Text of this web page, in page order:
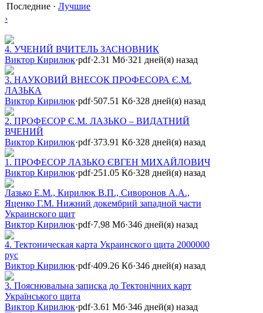
Последние · Лучшие
›
4. УЧЕНИЙ ВЧИТЕЛЬ ЗАСНОВНИК
Виктор Кирилюк·pdf·2.31 Мб·321 дней(я) назад
3. НАУКОВИЙ ВНЕСОК ПРОФЕСОРА Є.М.
ЛАЗЬКА
Виктор Кирилюк·pdf·507.51 Кб·328 дней(я) назад
2. ПРОФЕСОР Є.М. ЛАЗЬКО – ВИДАТНИЙ
ВЧЕНИЙ
Виктор Кирилюк·pdf·373.91 Кб·328 дней(я) назад
1. ПРОФЕСОР ЛАЗЬКО ЄВГЕН МИХАЙЛОВИЧ
Виктор Кирилюк·pdf·251.05 Кб·328 дней(я) назад
Лазько Е.М., Кирилюк В.П., Сиворонов А.А.,
Яценко Г.М. Нижний докембрий западной части
Украинского щит
Виктор Кирилюк·pdf·7.98 Мб·346 дней(я) назад
4. Тектоническая карта Украинского щита 2000000
рус
Виктор Кирилюк·pdf·409.26 Кб·346 дней(я) назад
3. Пояснювальна записка до Тектонічних карт
Українського щита
Виктор Кирилюк·pdf·3.61 Мб·346 дней(я) назад